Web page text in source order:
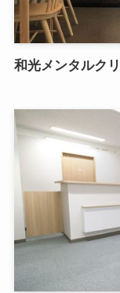
和光メンタルク